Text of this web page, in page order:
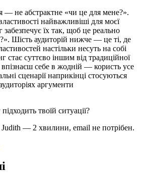
— не абстрактне «чи це для мене?».
найважливіші для моєї
забезпечує їх так, щоб це реально
Шість аудиторій нижче — це ті, де
настільки несуть на собі
стає суттєво іншим від традиційної
себе в жодній — користь усе
сценарії наприкінці стосуються
аргументи
твоїй ситуації?
— 2 хвилини, email не потрібен.